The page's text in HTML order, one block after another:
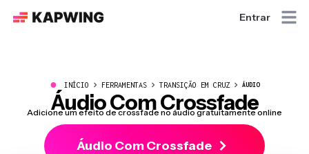
Entrar
● INÍCIO FERRAMENTAS TRANSIÇÃO EM CRUZ ÁUDIO
Áudio Com Crossfade
Adicione um efeito de crossfade no áudio gratuitamente online
Áudio Com Crossfade